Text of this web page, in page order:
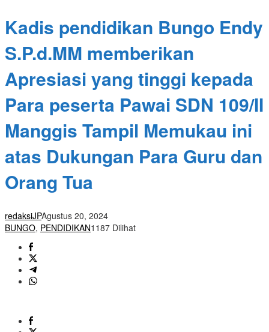
Kadis pendidikan Bungo Endy
S.P.d.MM memberikan
Apresiasi yang tinggi kepada
Para peserta Pawai SDN 109/II
Manggis Tampil Memukau ini
atas Dukungan Para Guru dan
Orang Tua
redaksiJPAgustus 20, 2024
BUNGO, PENDIDIKAN1187 Dilihat